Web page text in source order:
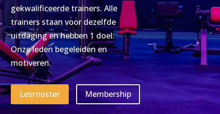
gekwalificeerde trainers. Alle
trainers staan voor dezelfde
uitdaging en hebben 1 doel:
Onze leden begeleiden en
motiveren.
Lesrooster Membership